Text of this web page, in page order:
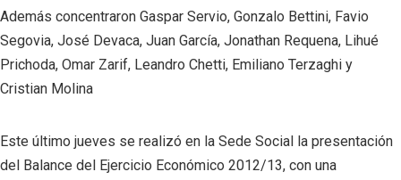
Además concentraron Gaspar Servio, Gonzalo Bettini, Favio
Segovia, José Devaca, Juan García, Jonathan Requena, Lihué
Prichoda, Omar Zarif, Leandro Chetti, Emiliano Terzaghi y
Cristian Molina
Este último jueves se realizó en la Sede Social la presentación
del Balance del Ejercicio Económico 2012/13, con una